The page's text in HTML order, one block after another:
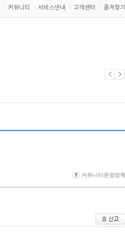
커뮤니티 서비스안내 고객센터 즐겨찾기
커뮤니티운영정책